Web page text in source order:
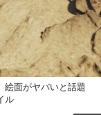
絵面がヤバいと話題
ル